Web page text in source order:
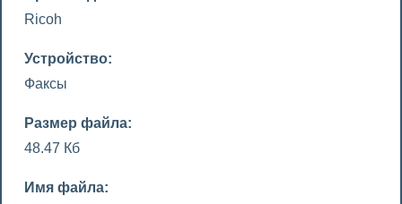
Ricoh
Устройство:
Факсы
Размер файла:
48.47 Кб
Имя файла: